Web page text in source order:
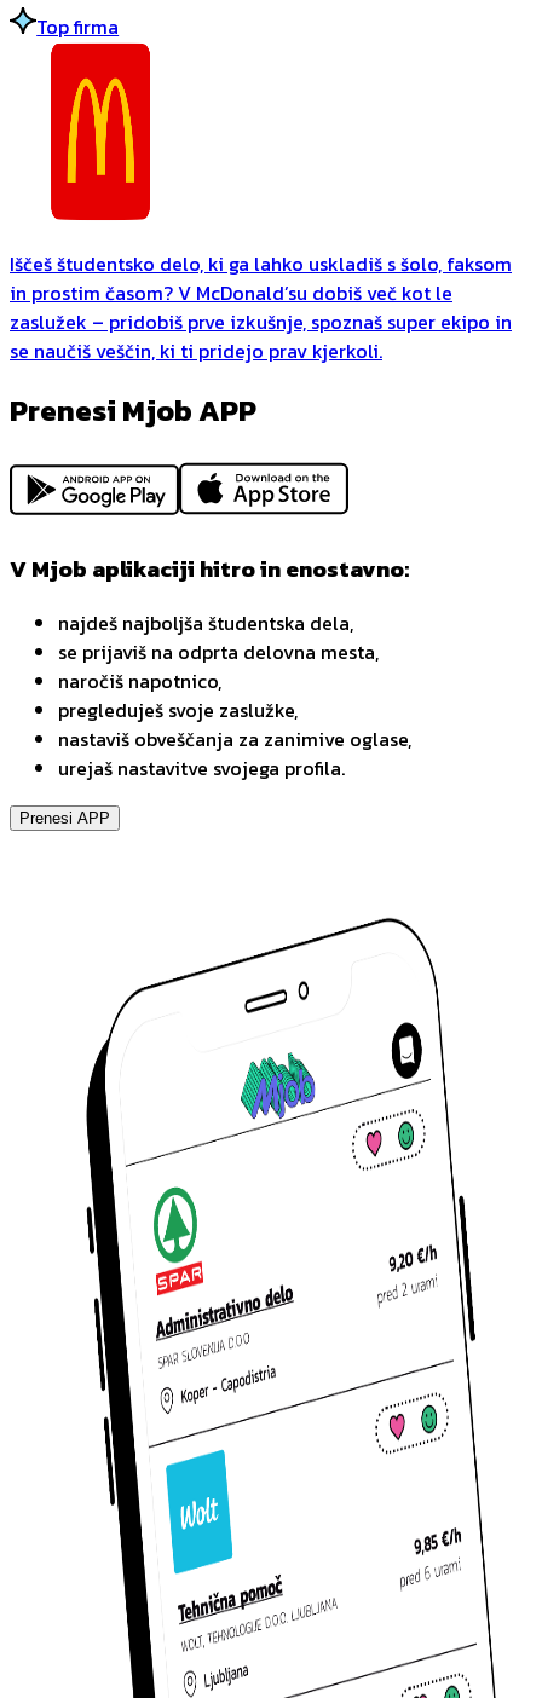
Top firma
Iščeš študentsko delo, ki ga lahko uskladiš s šolo, faksom
in prostim časom? V McDonald’su dobiš več kot le
zaslužek – pridobiš prve izkušnje, spoznaš super ekipo in
se naučiš veščin, ki ti pridejo prav kjerkoli.
Prenesi Mjob APP
V Mjob aplikaciji hitro in enostavno:
najdeš najboljša študentska dela,
se prijaviš na odprta delovna mesta,
naročiš napotnico,
pregleduješ svoje zaslužke,
nastaviš obveščanja za zanimive oglase,
urejaš nastavitve svojega profila.
Prenesi APP